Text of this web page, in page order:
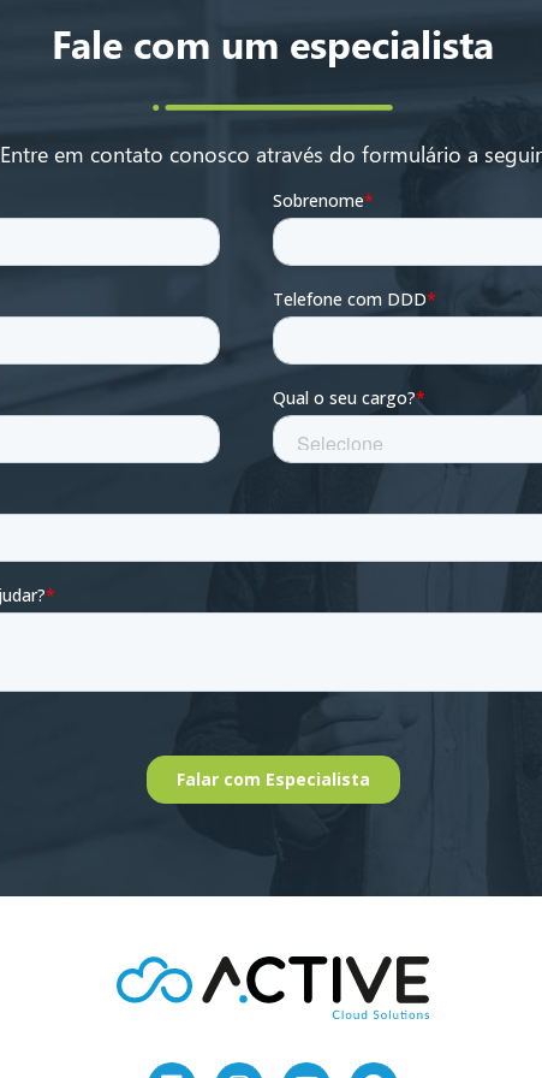
Fale com um especialista
Entre em contato conosco através do formulário a